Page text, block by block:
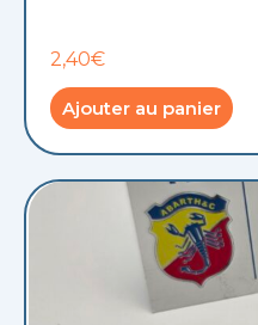
2,40€
Ajouter au panier